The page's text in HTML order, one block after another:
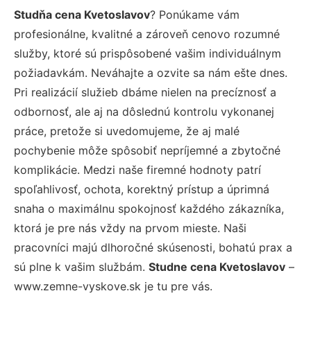
Studňa cena Kvetoslavov? Ponúkame vám
profesionálne, kvalitné a zároveň cenovo rozumné
služby, ktoré sú prispôsobené vašim individuálnym
požiadavkám. Neváhajte a ozvite sa nám ešte dnes.
Pri realizácií služieb dbáme nielen na precíznosť a
odbornosť, ale aj na dôslednú kontrolu vykonanej
práce, pretože si uvedomujeme, že aj malé
pochybenie môže spôsobiť nepríjemné a zbytočné
komplikácie. Medzi naše firemné hodnoty patrí
spoľahlivosť, ochota, korektný prístup a úprimná
snaha o maximálnu spokojnosť každého zákazníka,
ktorá je pre nás vždy na prvom mieste. Naši
pracovníci majú dlhoročné skúsenosti, bohatú prax a
sú plne k vašim službám. Studne cena Kvetoslavov –
www.zemne-vyskove.sk je tu pre vás.